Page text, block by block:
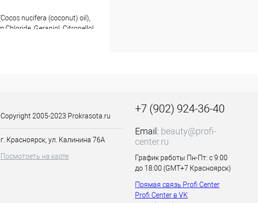
смешивается с
на серии:
состав крем-краски
натурального волоса
nucifera (coconut) oil),
Geraniol, Citronellol,
Copyright 2005-2023 Prokrasota.ru
г. Красноярск, ул. Калинина 76А
Посмотреть на карте
+7 (902) 924-36-40
Email: beauty@profi-
center.ru
График работы Пн-Пт: с 9:00
до 18:00 (GMT+7 Красноярск)
Прямая связь Profi Center
Profi Center в VK